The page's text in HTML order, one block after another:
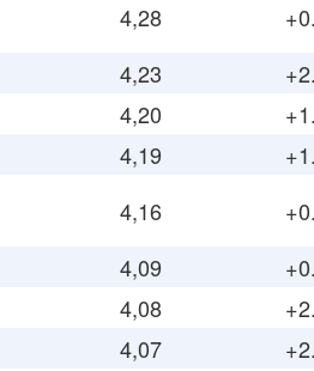
4,28
4,23
4,20
4,19
4,16
4,09
4,08
4,07